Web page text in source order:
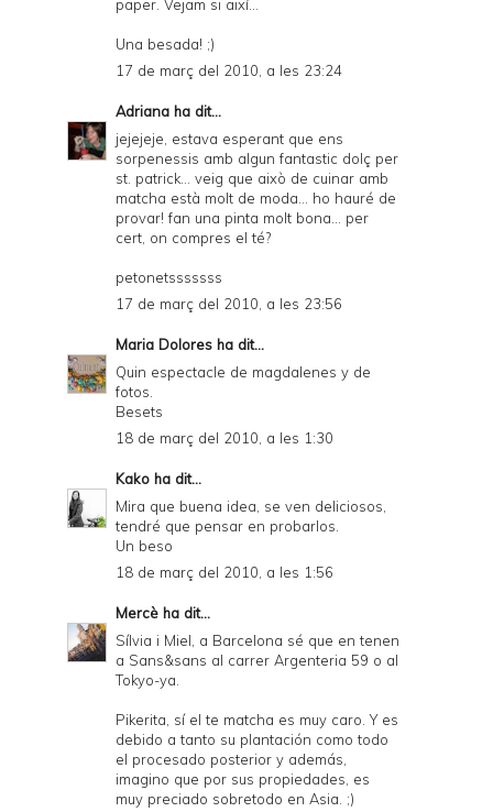
paper. Vejam si així...
Una besada! ;)
17 de març del 2010, a les 23:24
Adriana ha dit...
jejejeje, estava esperant que ens
sorpenessis amb algun fantastic dolç per
st. patrick... veig que això de cuinar amb
matcha està molt de moda... ho hauré de
provar! fan una pinta molt bona... per
cert, on compres el té?
petonetsssssss
17 de març del 2010, a les 23:56
Maria Dolores ha dit...
Quin espectacle de magdalenes y de
fotos.
Besets
18 de març del 2010, a les 1:30
Kako ha dit...
Mira que buena idea, se ven deliciosos,
tendré que pensar en probarlos.
Un beso
18 de març del 2010, a les 1:56
Mercè ha dit...
Sílvia i Miel, a Barcelona sé que en tenen
a Sans&sans al carrer Argenteria 59 o al
Tokyo-ya.
Pikerita, sí el te matcha es muy caro. Y es
debido a tanto su plantación como todo
el procesado posterior y además,
imagino que por sus propiedades, es
muy preciado sobretodo en Asia. ;)